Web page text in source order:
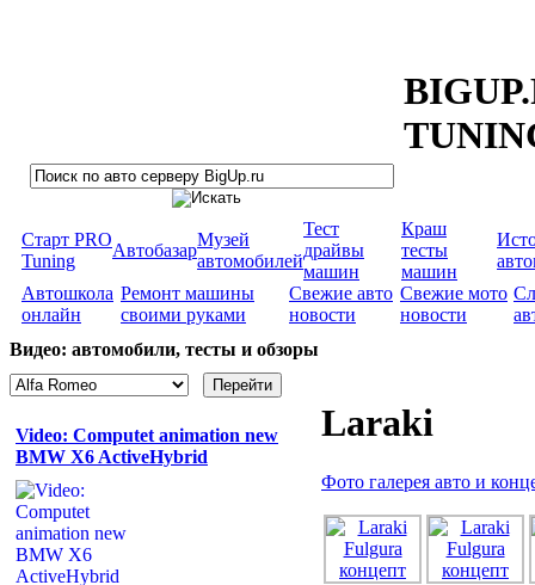
Старт PRO
Tuning
Автобазар
Музей
автомобилей
Тест
драйвы
машин
Краш
тесты
машин
Автошкола
онлайн
Ремонт машины
своими руками
Свежие авто
новости
Свежие мото
новости
Видео: автомобили, тесты и обзоры
Video: Computet animation new
BMW X6 ActiveHybrid
Laraki
Фото галерея авто и